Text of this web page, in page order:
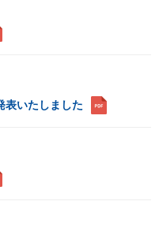
いたしました